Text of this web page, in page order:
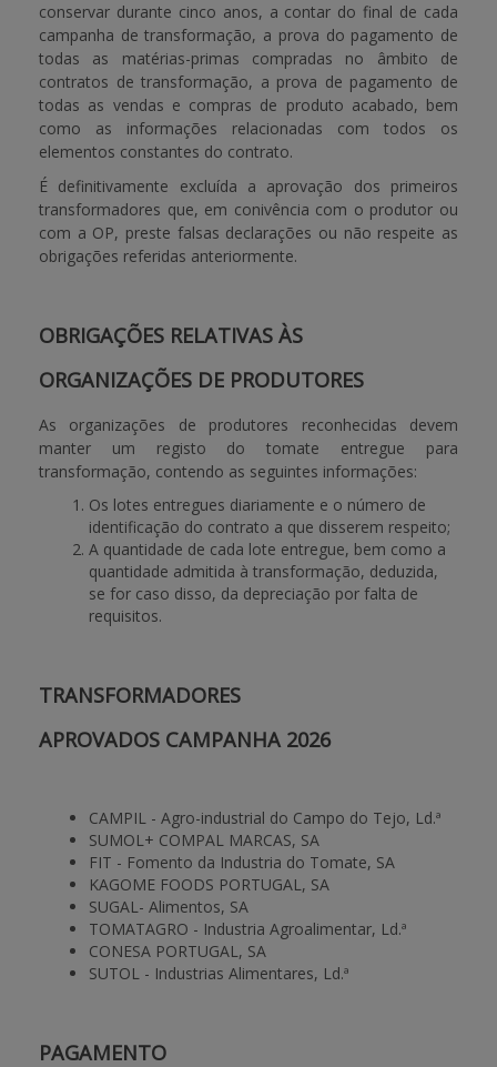
conservar durante cinco anos, a contar do final de cada
campanha de transformação, a prova do pagamento de
todas as matérias-primas compradas no âmbito de
contratos de transformação, a prova de pagamento de
todas as vendas e compras de produto acabado, bem
como as informações relacionadas com todos os
elementos constantes do contrato.
É definitivamente excluída a aprovação dos primeiros
transformadores que, em conivência com o produtor ou
com a OP, preste falsas declarações ou não respeite as
obrigações referidas anteriormente.
OBRIGAÇÕES RELATIVAS ÀS
ORGANIZAÇÕES DE PRODUTORES
As organizações de produtores reconhecidas devem
manter um registo do tomate entregue para
transformação, contendo as seguintes informações:
Os lotes entregues diariamente e o número de
identificação do contrato a que disserem respeito;
A quantidade de cada lote entregue, bem como a
quantidade admitida à transformação, deduzida,
se for caso disso, da depreciação por falta de
requisitos.
TRANSFORMADORES
APROVADOS CAMPANHA 2026
CAMPIL - Agro-industrial do Campo do Tejo, Ld.ª
SUMOL+ COMPAL MARCAS, SA
FIT - Fomento da Industria do Tomate, SA
KAGOME FOODS PORTUGAL, SA
SUGAL- Alimentos, SA
TOMATAGRO - Industria Agroalimentar, Ld.ª
CONESA PORTUGAL, SA
SUTOL - Industrias Alimentares, Ld.ª
PAGAMENTO